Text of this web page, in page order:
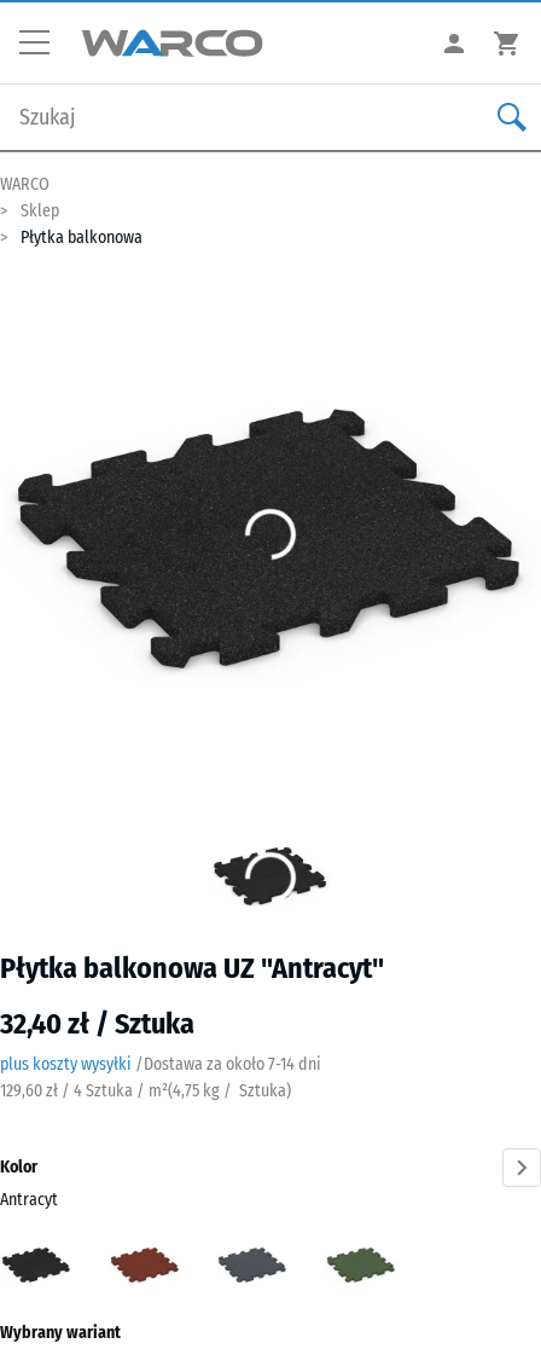
WARCO
Sklep
Płytka balkonowa
Płytka balkonowa UZ "Antracyt"
32,40 zł / Sztuka
plus koszty wysyłki /Dostawa za około7-14 dni
129,60 zł / 4 Sztuka / m²(4,75 kg / Sztuka)
Kolor
Antracyt
(active)
ceglasty
łupkowy
informacji
Wybrany wariant